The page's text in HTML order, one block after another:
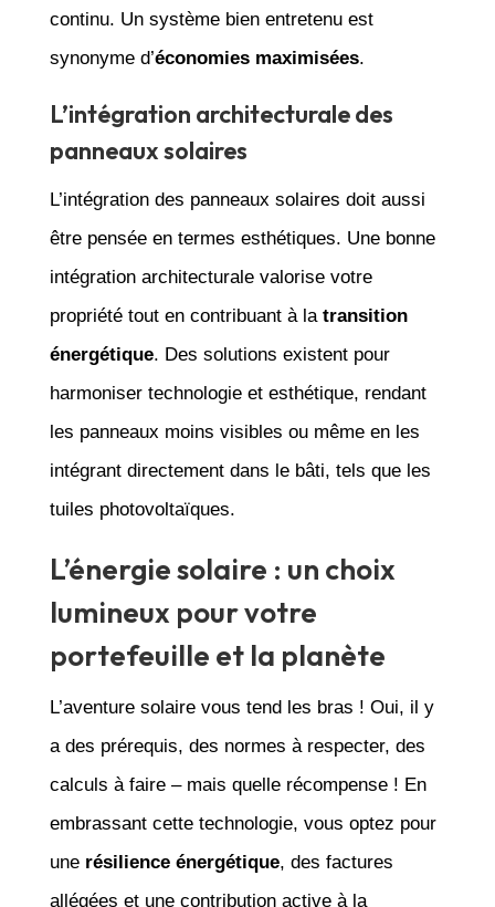
continu. Un système bien entretenu est
synonyme d’économies maximisées.
L’intégration architecturale des
panneaux solaires
L’intégration des panneaux solaires doit aussi
être pensée en termes esthétiques. Une bonne
intégration architecturale valorise votre
propriété tout en contribuant à la transition
énergétique. Des solutions existent pour
harmoniser technologie et esthétique, rendant
les panneaux moins visibles ou même en les
intégrant directement dans le bâti, tels que les
tuiles photovoltaïques.
L’énergie solaire : un choix
lumineux pour votre
portefeuille et la planète
L’aventure solaire vous tend les bras ! Oui, il y
a des prérequis, des normes à respecter, des
calculs à faire – mais quelle récompense ! En
embrassant cette technologie, vous optez pour
une résilience énergétique, des factures
allégées et une contribution active à la